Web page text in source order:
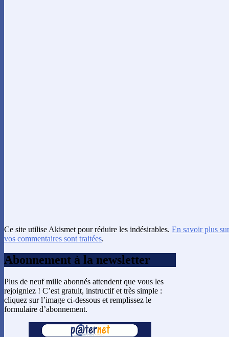
Ce site utilise Akismet pour réduire les indésirables. En savoir plus
vos commentaires sont traitées.
Abonnement à la newsletter
Plus de neuf mille abonnés attendent que vous les
rejoigniez ! C’est gratuit, instructif et très simple :
cliquez sur l’image ci-dessous et remplissez le
formulaire d’abonnement.